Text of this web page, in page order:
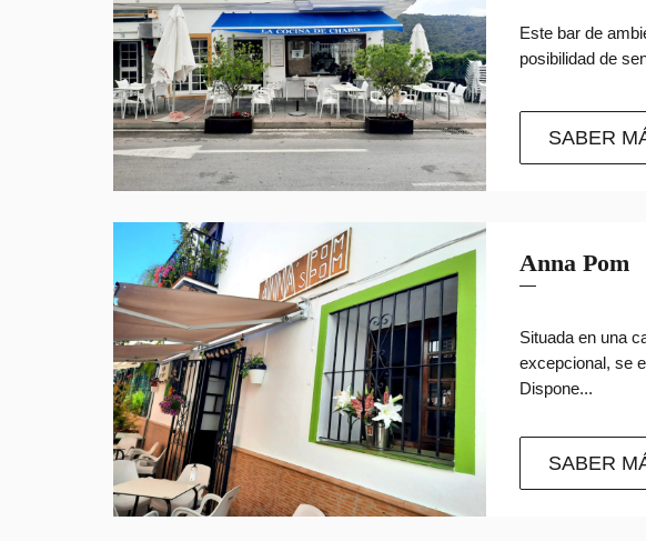
Este bar de
posibilidad de
SABER
Anna Pom
Situada en una
excepcional, se
Dispone...
SABER